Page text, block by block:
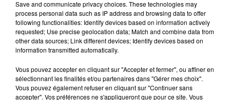
5 août 2026
MOUCHES : LES 5 RÉFLEXES À
ADOPTER POUR ÉVITER
L'INVASION CET ÉTÉ...
RETROUVEZ TOUTE L'ACTU DE LA RÉGION ET
Save and communicate privacy choices. These technologies may
process personal data such as IP address and browsing data to offer
following functionalities: Identify devices based on information actively
requested; Use precise geolocation data; Match and combine data from
other data sources; Link different devices; Identify devices based on
information transmitted automatically.
Vous pouvez accepter en cliquant sur "Accepter et fermer", ou affiner en
sélectionnant les finalités et/ou partenaires dans "Gérer mes choix".
Vous pouvez également refuser en cliquant sur "Continuer sans
accepter". Vos préférences ne s'appliqueront que pour ce site. Vous